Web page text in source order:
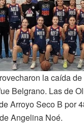
la caída
Belgrano. Las de
Arroyo Seco B por
Angelina Noé.